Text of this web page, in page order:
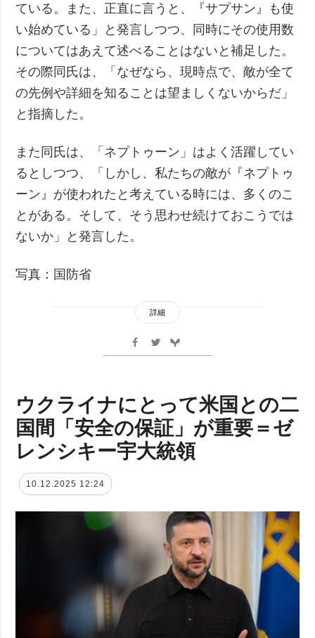
ている。また、正直に言うと、『サプサン』も使
い始めている」と発言しつつ、同時にその使用数
についてはあえて述べることはないと補足した。
その際同氏は、「なぜなら、現時点で、敵が全て
の先例や詳細を知ることは望ましくないからだ」
と指摘した。
また同氏は、「ネプトゥーン」はよく活躍してい
るとしつつ、「しかし、私たちの敵が『ネプトゥ
ーン』が使われたと考えている時には、多くのこ
とがある。そして、そう思わせ続けておこうでは
ないか」と発言した。
写真：国防省
詳細
ウクライナにとって米国との二
国間「安全の保証」が重要＝ゼ
レンシキー宇大統領
10.12.2025 12:24